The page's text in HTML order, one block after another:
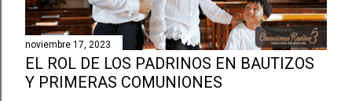
noviembre 17, 2023
EL ROL DE LOS PADRINOS EN BAUTIZOS
Y PRIMERAS COMUNIONES